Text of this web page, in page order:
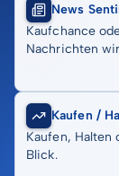
News
Kaufchance
Nachrichten
Kaufen /
Kaufen, Halten
Blick.